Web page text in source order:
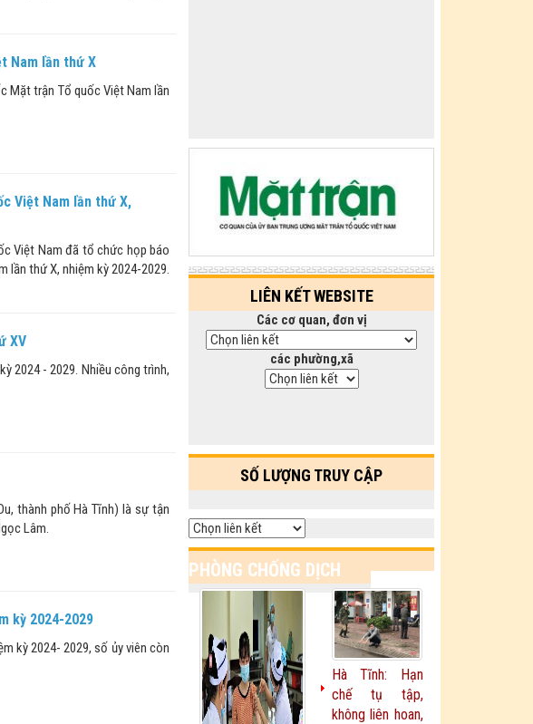
Nam lần thứ X
Mặt trận Tổ quốc Việt Nam lần
Việt Nam lần thứ X,
Việt Nam đã tổ chức họp báo
lần thứ X, nhiệm kỳ 2024-2029.
XV
2024 - 2029. Nhiều công trình,
thành phố Hà Tĩnh) là sự tận
Lâm.
kỳ 2024-2029
kỳ 2024- 2029, số ủy viên còn
LIÊN KẾT WEBSITE
Các cơ quan, đơn vị
các phường,xã
SỐ LƯỢNG TRUY CẬP
PHÒNG CHỐNG DỊCH
COVID-19
Xem thêm
Hà Tĩnh: Hạn
chế tụ tập,
không liên hoan,